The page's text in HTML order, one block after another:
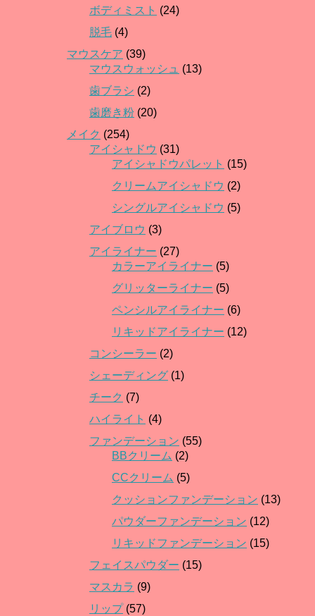
ボディミスト (24)
脱毛 (4)
マウスケア (39)
マウスウォッシュ (13)
歯ブラシ (2)
歯磨き粉 (20)
メイク (254)
アイシャドウ (31)
アイシャドウパレット (15)
クリームアイシャドウ (2)
シングルアイシャドウ (5)
アイブロウ (3)
アイライナー (27)
カラーアイライナー (5)
グリッターライナー (5)
ペンシルアイライナー (6)
リキッドアイライナー (12)
コンシーラー (2)
シェーディング (1)
チーク (7)
ハイライト (4)
ファンデーション (55)
BBクリーム (2)
CCクリーム (5)
クッションファンデーション (13)
パウダーファンデーション (12)
リキッドファンデーション (15)
フェイスパウダー (15)
マスカラ (9)
リップ(57)